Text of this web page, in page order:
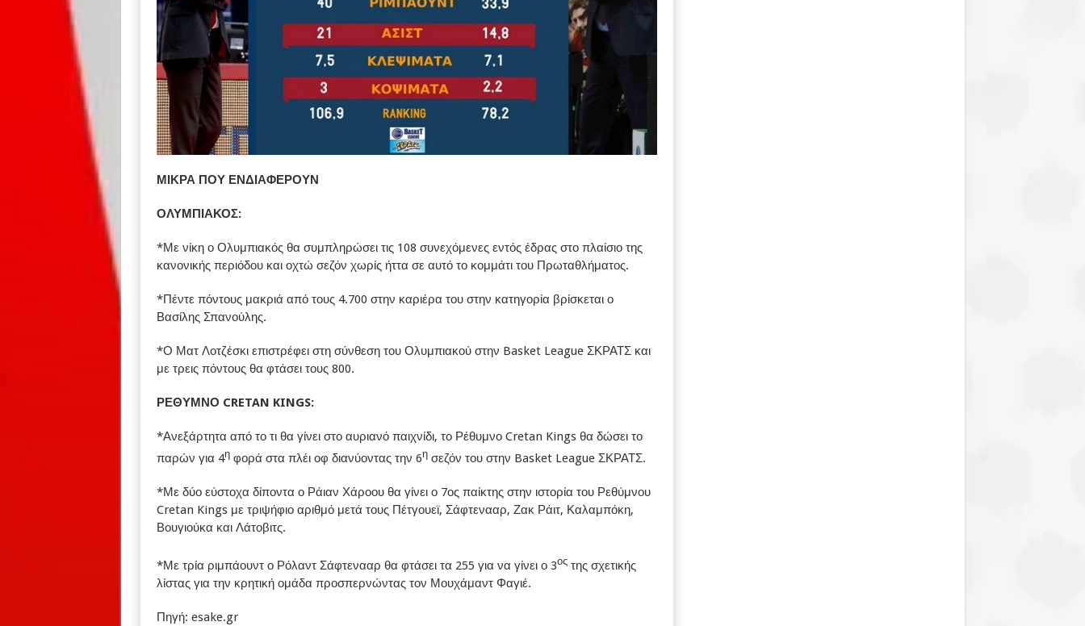
ΜΙΚΡΑ ΠΟΥ ΕΝΔΙΑΦΕΡΟΥΝ
ΟΛΥΜΠΙΑΚΟΣ:
*Με νίκη ο Ολυμπιακός θα συμπληρώσει τις 108 συνεχόμενες εντός έδρας στο πλαίσιο της
κανονικής περιόδου και οχτώ σεζόν χωρίς ήττα σε αυτό το κομμάτι του Πρωταθλήματος.
*Πέντε πόντους μακριά από τους 4.700 στην καριέρα του στην κατηγορία βρίσκεται ο
Βασίλης Σπανούλης.
*Ο Ματ Λοτζέσκι επιστρέφει στη σύνθεση του Ολυμπιακού στην Basket League ΣΚΡΑΤΣ και
με τρεις πόντους θα φτάσει τους 800.
ΡΕΘΥΜΝΟ CRETAN KINGS:
*Ανεξάρτητα από το τι θα γίνει στο αυριανό παιχνίδι, το Ρέθυμνο Cretan Kings θα δώσει το
παρών για 4ηφορά στα πλέι οφ διανύοντας την 6ησεζόν του στην Basket League ΣΚΡΑΤΣ.
*Με δύο εύστοχα δίποντα ο Ράιαν Χάροου θα γίνει ο 7ος παίκτης στην ιστορία του Ρεθύμνου
Cretan Kings με τριψήφιο αριθμό μετά τους Πέτγουεϊ, Σάφτενααρ, Ζακ Ράιτ, Καλαμπόκη,
Βουγιούκα και Λάτοβιτς.
*Με τρία ριμπάουντ ο Ρόλαντ Σάφτενααρ θα φτάσει τα 255 για να γίνει ο 3οςτης σχετικής
λίστας για την κρητική ομάδα προσπερνώντας τον Μουχάμαντ Φαγιέ.
Πηγή: esake.gr